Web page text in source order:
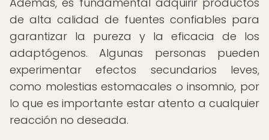
de alta calidad de fuentes confiables para
garantizar la pureza y la eficacia de los
adaptógenos. Algunas personas pueden
experimentar efectos secundarios leves,
como molestias estomacales o insomnio, por
lo que es importante estar atento a cualquier
reacción no deseada.